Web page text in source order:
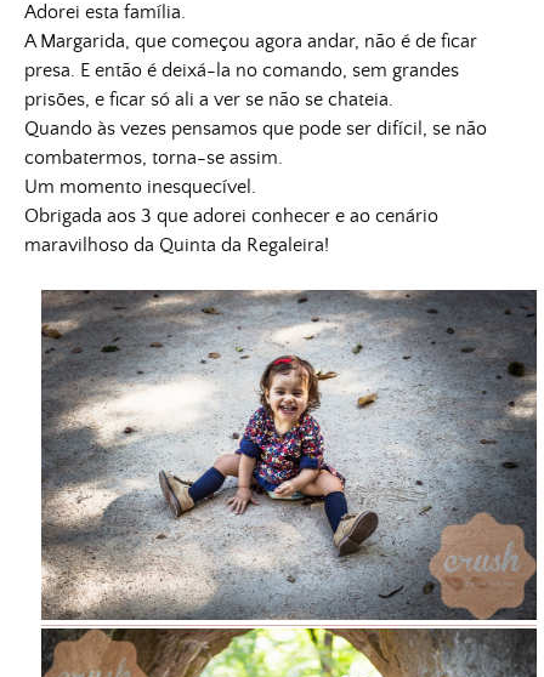
Adorei esta família.
A Margarida, que começou agora andar, não é de ficar
presa. E então é deixá-la no comando, sem grandes
prisões, e ficar só ali a ver se não se chateia.
Quando às vezes pensamos que pode ser difícil, se não
combatermos, torna-se assim.
Um momento inesquecível.
Obrigada aos 3 que adorei conhecer e ao cenário
maravilhoso da Quinta da Regaleira!